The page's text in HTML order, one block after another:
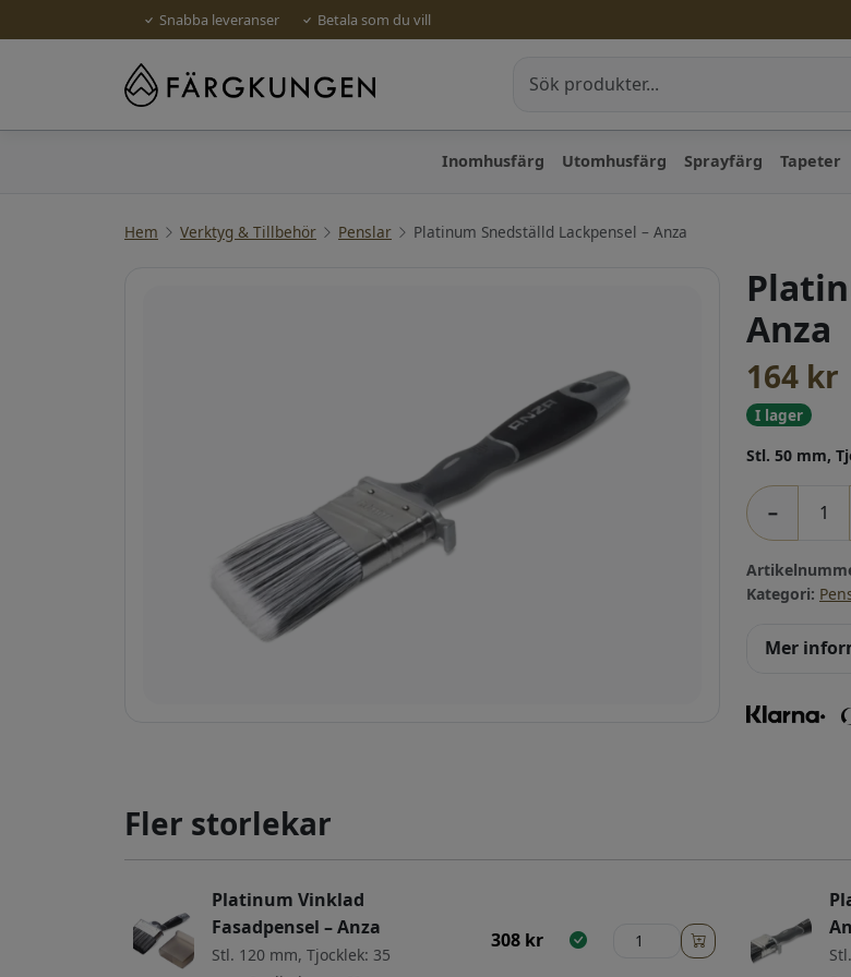
Snabba leveranser Betala som du vill
Inomhusfärg Utomhusfärg Sprayfärg Tapeter
Hem Verktyg & Tillbehör Penslar Platinum Snedställd Lackpensel – Anza
Anza
164 kr
I lager
Stl. 50 mm,
−
Kategori:
Mer
Fler storlekar
Platinum Vinklad
Fasadpensel – Anza
Stl. 120 mm, Tjocklek: 35
308 kr